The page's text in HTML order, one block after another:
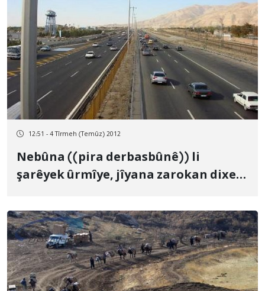
12:51 - 4 Tîrmeh (Temûz) 2012
Nebûna ((pira derbasbûnê)) li
şarêyek ûrmîye, jîyana zarokan dixe